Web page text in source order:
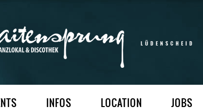
LÜDENSCHEID
INFOS LOCATION JOBS